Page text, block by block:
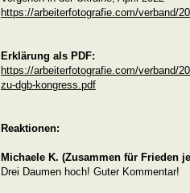
https://arbeiterfotografie.com/verband/
Erklärung als PDF:
https://arbeiterfotografie.com/verband/
zu-dgb-kongress.pdf
Reaktionen:
Michaele K. (Zusammen für Frieden
Drei Daumen hoch! Guter Kommentar!